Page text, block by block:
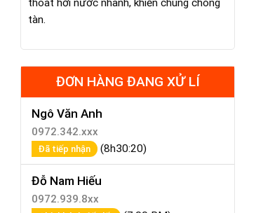
thoát hơi nước nhanh, khiến chúng chóng
tàn.
ĐƠN HÀNG ĐANG XỬ LÍ
Ngô Văn Anh
0972.342.xxx
Đã tiếp nhận (8h30:20)
Đỗ Nam Hiếu
0972.939.8xx